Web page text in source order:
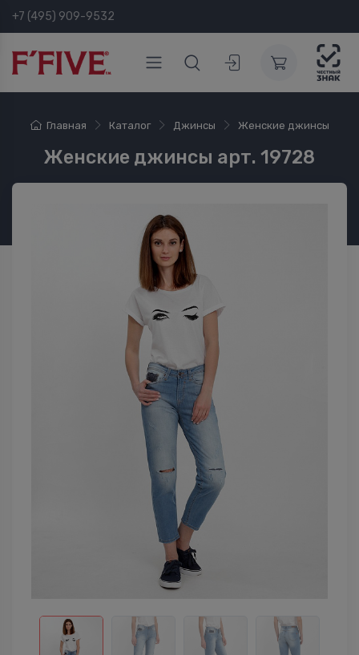
+7 (495) 909-9532
Главная Каталог Джинсы Женские джинсы
Женские джинсы арт. 19728